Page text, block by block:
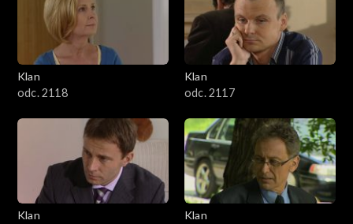
Klan
odc. 2118
Klan
odc. 2117
Klan
Klan